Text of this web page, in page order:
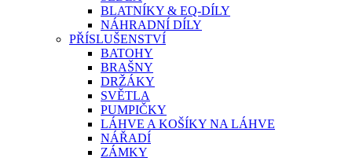
BLATNÍKY & EQ-DÍLY
NÁHRADNÍ DÍLY
PŘÍSLUŠENSTVÍ
BATOHY
BRAŠNY
DRŽÁKY
SVĚTLA
PUMPIČKY
LÁHVE A KOŠÍKY NA LÁHVE
NÁŘADÍ
ZÁMKY